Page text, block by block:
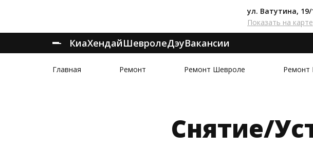
ул. Ватутина, 19/
Показать на карте
КиаХендайШевролеДэуВакансии
Главная Ремонт Ремонт Шевроле Ремонт
Снятие/